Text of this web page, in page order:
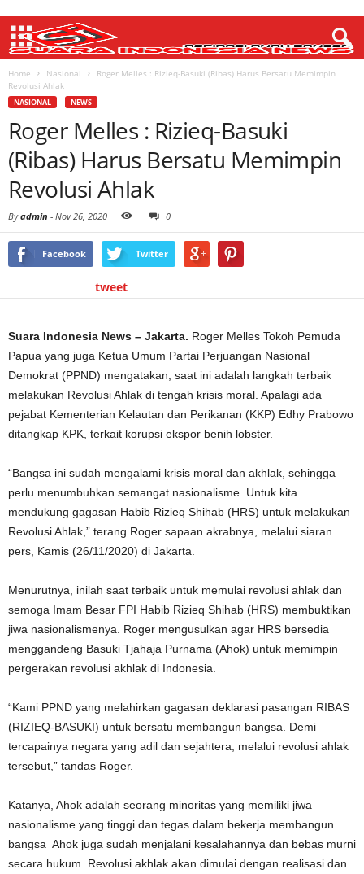
Home Nasional
Roger Melles : Rizieq-Basuki (Ribas) Harus Bersatu Memimpin
Revolusi Ahlak
NASIONAL NEWS
Roger Melles : Rizieq-Basuki
(Ribas) Harus Bersatu Memimpin
Revolusi Ahlak
Byadmin - Nov 26, 2020 0
Facebook Twitter
tweet
Suara Indonesia News – Jakarta. Roger Melles Tokoh Pemuda
Papua yang juga Ketua Umum Partai Perjuangan Nasional
Demokrat (PPND) mengatakan, saat ini adalah langkah terbaik
melakukan Revolusi Ahlak di tengah krisis moral. Apalagi ada
pejabat Kementerian Kelautan dan Perikanan (KKP) Edhy Prabowo
ditangkap KPK, terkait korupsi ekspor benih lobster.
“Bangsa ini sudah mengalami krisis moral dan akhlak, sehingga
perlu menumbuhkan semangat nasionalisme. Untuk kita
mendukung gagasan Habib Rizieq Shihab (HRS) untuk melakukan
Revolusi Ahlak,” terang Roger sapaan akrabnya, melalui siaran
pers, Kamis (26/11/2020) di Jakarta.
Menurutnya, inilah saat terbaik untuk memulai revolusi ahlak dan
semoga Imam Besar FPI Habib Rizieq Shihab (HRS) membuktikan
jiwa nasionalismenya. Roger mengusulkan agar HRS bersedia
menggandeng Basuki Tjahaja Purnama (Ahok) untuk memimpin
pergerakan revolusi akhlak di Indonesia.
“Kami PPND yang melahirkan gagasan deklarasi pasangan RIBAS
(RIZIEQ-BASUKI) untuk bersatu membangun bangsa. Demi
tercapainya negara yang adil dan sejahtera, melalui revolusi ahlak
tersebut,” tandas Roger.
Katanya, Ahok adalah seorang minoritas yang memiliki jiwa
nasionalisme yang tinggi dan tegas dalam bekerja membangun
bangsa Ahok juga sudah menjalani kesalahannya dan bebas murni
secara hukum. Revolusi akhlak akan dimulai dengan realisasi dan